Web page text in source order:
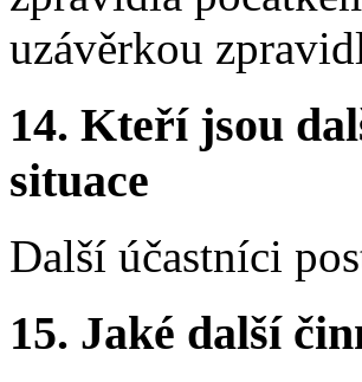
uzávěrkou
14. Kteří jsou
situace
Další účastníci
15. Jaké další